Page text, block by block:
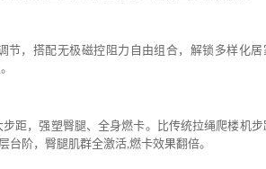
节，搭配无极磁控阻力自由组合，解锁多样化居
步距，强塑臀腿、全身燃卡。比传统拉绳爬楼机步
台阶，臀腿肌群全激活,燃卡效果翻倍。